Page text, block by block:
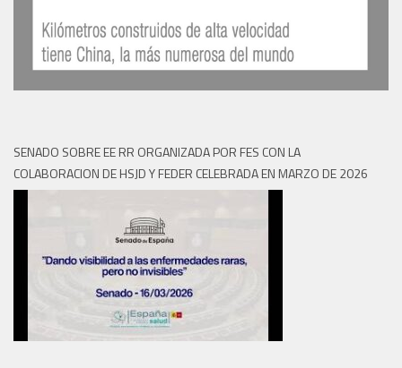
SENADO SOBRE EE RR ORGANIZADA POR FES CON LA
COLABORACION DE HSJD Y FEDER CELEBRADA EN MARZO DE 2026